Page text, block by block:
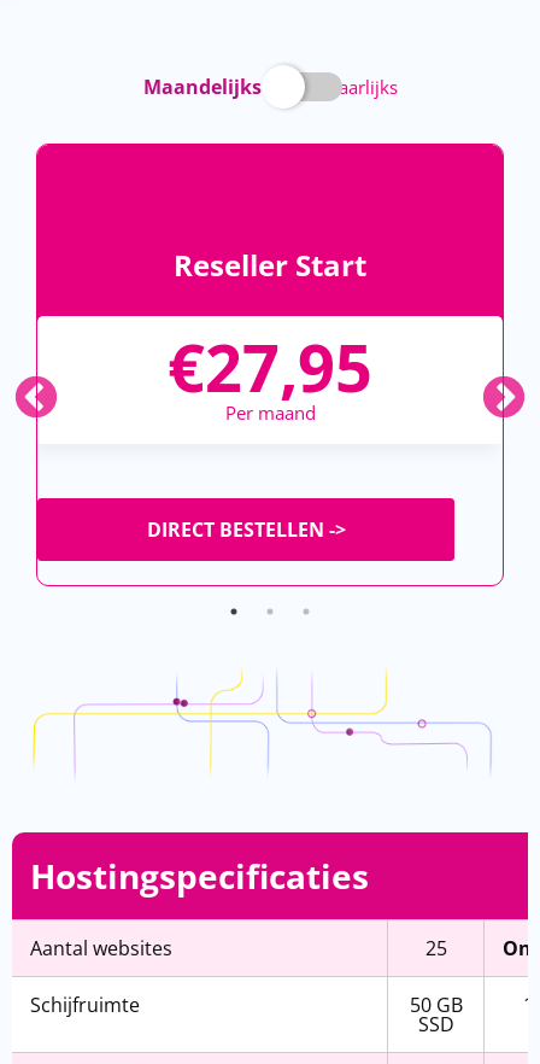
Maandelijks Jaarlijks
Reseller Start
€27,95
Per maand
DIRECT BESTELLEN ->
Hostingspecificaties
Aantal websites 25
Schijfruimte 50 GB
SSD